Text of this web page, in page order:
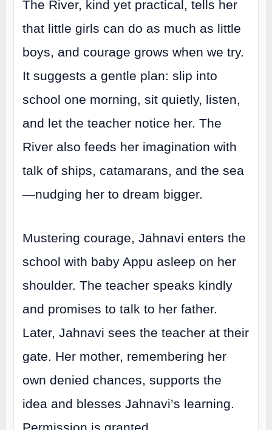
The River, kind yet practical, tells her
that little girls can do as much as little
boys, and courage grows when we try.
It suggests a gentle plan: slip into
school one morning, sit quietly, listen,
and let the teacher notice her. The
River also feeds her imagination with
talk of ships, catamarans, and the sea
—nudging her to dream bigger.
Mustering courage, Jahnavi enters the
school with baby Appu asleep on her
shoulder. The teacher speaks kindly
and promises to talk to her father.
Later, Jahnavi sees the teacher at their
gate. Her mother, remembering her
own denied chances, supports the
idea and blesses Jahnavi’s learning.